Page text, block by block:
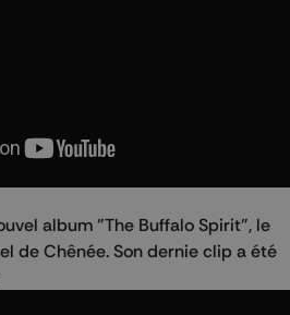
album "The Buffalo Spirit", le
de Chênée. Son dernie clip a été